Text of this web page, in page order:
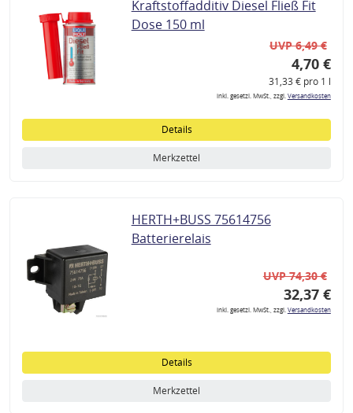
Kraftstoffadditiv Diesel Fließ Fit
Dose 150 ml
UVP 6,49 €
4,70 €
31,33 € pro 1 l
inkl. gesetzl. MwSt., zzgl.Versandkosten
Details
Merkzettel
HERTH+BUSS 75614756
Batterierelais
UVP 74,30 €
32,37 €
inkl. gesetzl. MwSt., zzgl.Versandkosten
Details
Merkzettel